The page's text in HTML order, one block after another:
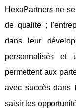
HexaPartners ne
de qualité ;
dans leur
personnalisés et
permettent aux
avec succès dans
saisir les